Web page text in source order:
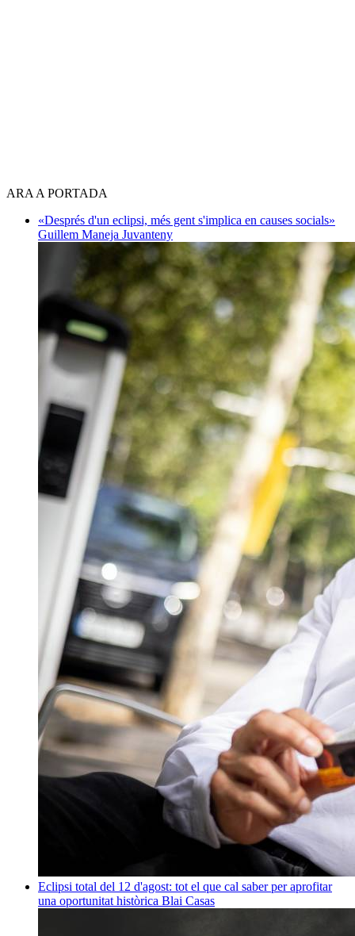
ARA A PORTADA
«Després d'un eclipsi, més gent s'implica en causes socials»
Guillem Maneja Juvanteny
Eclipsi total del 12 d'agost: tot el que cal saber per aprofitar
una oportunitat històrica Blai Casas